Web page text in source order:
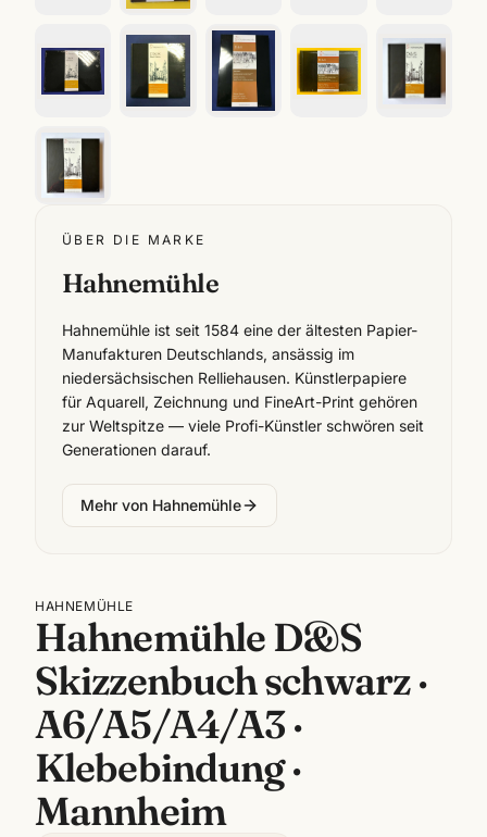
ÜBER DIE MARKE
Hahnemühle
Hahnemühle ist seit 1584 eine der ältesten Papier-
Manufakturen Deutschlands, ansässig im
niedersächsischen Relliehausen. Künstlerpapiere
für Aquarell, Zeichnung und FineArt-Print gehören
zur Weltspitze — viele Profi-Künstler schwören seit
Generationen darauf.
Mehr von Hahnemühle
HAHNEMÜHLE
Hahnemühle D&S
Skizzenbuch schwarz ·
A6/A5/A4/A3 ·
Klebebindung ·
Mannheim